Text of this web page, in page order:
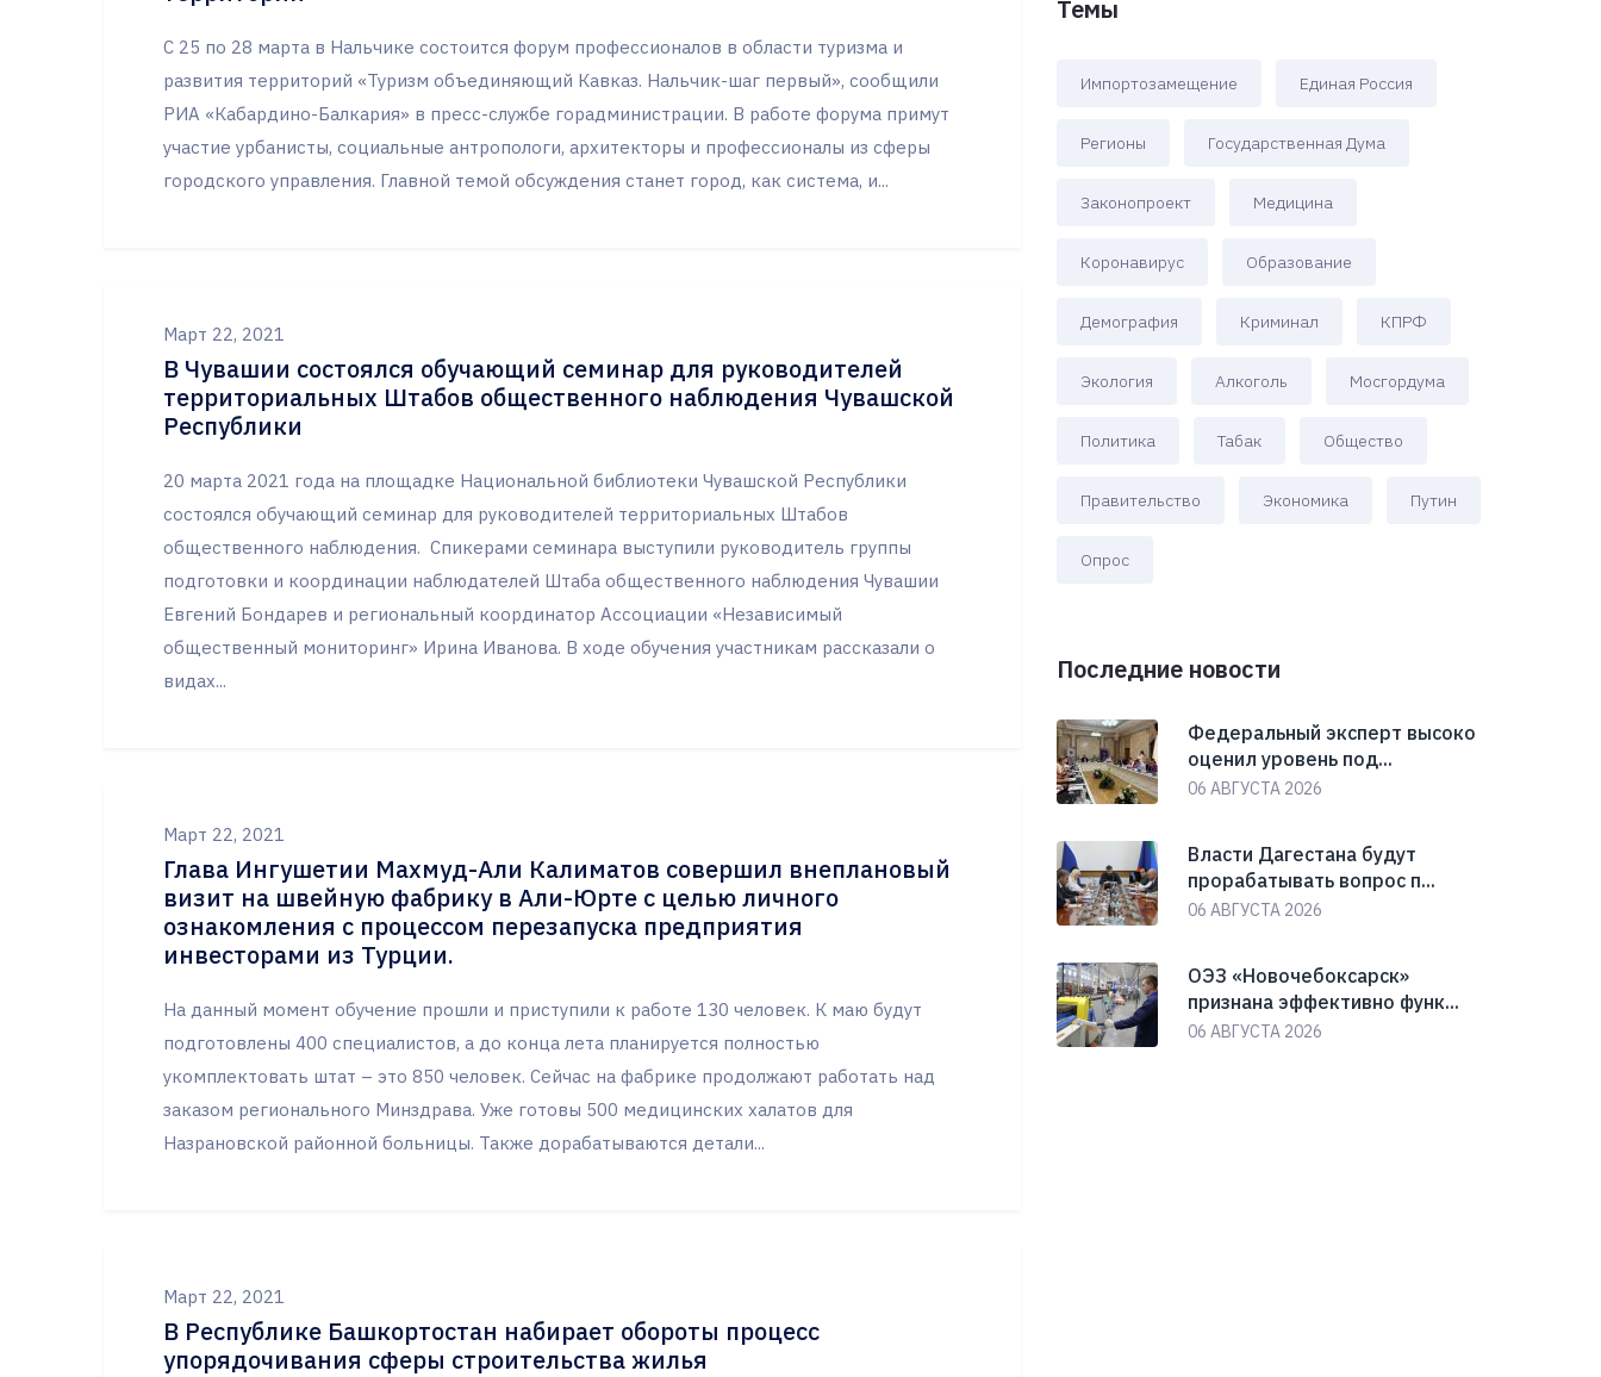
С 25 по 28 марта в Нальчике состоится форум профессионалов в области туризма и
развития территорий «Туризм объединяющий Кавказ. Нальчик-шаг первый», сообщили
РИА «Кабардино-Балкария» в пресс-службе горадминистрации. В работе форума примут
участие урбанисты, социальные антропологи, архитекторы и профессионалы из сферы
городского управления. Главной темой обсуждения станет город, как система, и...
Март 22, 2021
В Чувашии состоялся обучающий семинар для руководителей
территориальных Штабов общественного наблюдения Чувашской
Республики
20 марта 2021 года на площадке Национальной библиотеки Чувашской Республики
состоялся обучающий семинар для руководителей территориальных Штабов
общественного наблюдения. Спикерами семинара выступили руководитель группы
подготовки и координации наблюдателей Штаба общественного наблюдения Чувашии
Евгений Бондарев и региональный координатор Ассоциации «Независимый
общественный мониторинг» Ирина Иванова. В ходе обучения участникам рассказали о
видах...
Март 22, 2021
Глава Ингушетии Махмуд-Али Калиматов совершил внеплановый
визит на швейную фабрику в Али-Юрте с целью личного
ознакомления с процессом перезапуска предприятия
инвесторами из Турции.
На данный момент обучение прошли и приступили к работе 130 человек. К маю будут
подготовлены 400 специалистов, а до конца лета планируется полностью
укомплектовать штат – это 850 человек. Сейчас на фабрике продолжают работать над
заказом регионального Минздрава. Уже готовы 500 медицинских халатов для
Назрановской районной больницы. Также дорабатываются детали...
Март 22, 2021
В Республике Башкортостан набирает обороты процесс
упорядочивания сферы строительства жилья
Темы
Импортозамещение Единая Россия
Регионы Государственная Дума
Законопроект Медицина
Коронавирус Образование
Демография Криминал КПРФ
Экология Алкоголь Мосгордума
Политика Табак Общество
Правительство Экономика Путин
Опрос
Последние новости
Федеральный эксперт высоко
оценил уровень под...
06 АВГУСТА 2026
Власти Дагестана будут
прорабатывать вопрос п...
06 АВГУСТА 2026
ОЭЗ «Новочебоксарск»
признана эффективно функ...
06 АВГУСТА 2026